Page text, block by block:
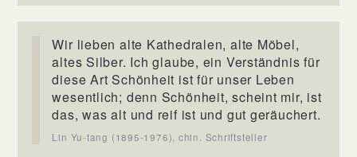
Wir lieben alte Kathedralen, alte Möbel,
altes Silber. Ich glaube, ein Verständnis für
diese Art Schönheit ist für unser Leben
wesentlich; denn Schönheit, scheint mir, ist
das, was alt und reif ist und gut geräuchert.
Lin Yu-tang (1895-1976), chin. Schriftsteller